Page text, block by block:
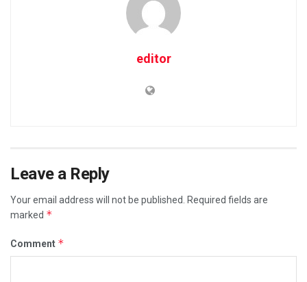
editor
Leave a Reply
Your email address will not be published.
Required fields are
marked *
Comment *